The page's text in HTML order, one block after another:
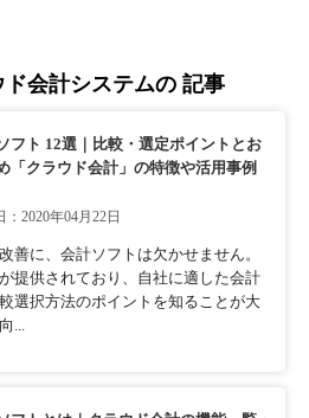
会計システムの 記事
フト 12選｜比較・選定ポイントとお
「クラウド会計」の特徴や活用事例
：2020年04月22日
善に、会計ソフトは欠かせません。
提供されており、自社に適した会計
選択方法のポイントを知ることが大
...